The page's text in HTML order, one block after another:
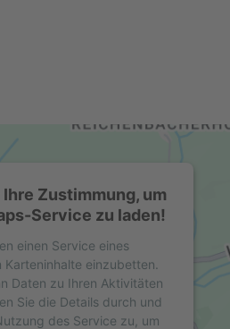
Zustimmung, um
Service zu laden!
einen Service eines
einzubetten.
Daten zu Ihren Aktivitäten
Sie die Details durch und
des Service zu, um